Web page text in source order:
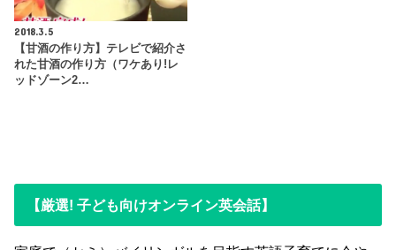
2018.3.5
【甘酒の作り方】テレビで紹介さ
れた甘酒の作り方（ワケあり!レ
ッドゾーン2…
【厳選! 子ども向けオンライン英会話】